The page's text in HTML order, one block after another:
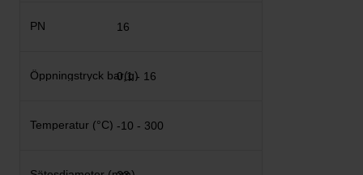
16
0,1 - 16
-10 - 300